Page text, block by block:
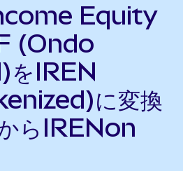
Equity
(Ondo
をIREN
に変換
らIRENon